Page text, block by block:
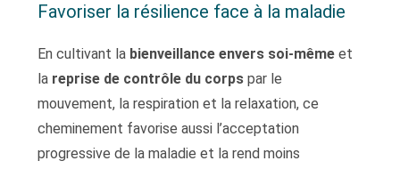
Favoriser la résilience face à la maladie
En cultivant la bienveillance envers soi-même et
la reprise de contrôle du corps par le
mouvement, la respiration et la relaxation, ce
cheminement favorise aussi l’acceptation
progressive de la maladie et la rend moins